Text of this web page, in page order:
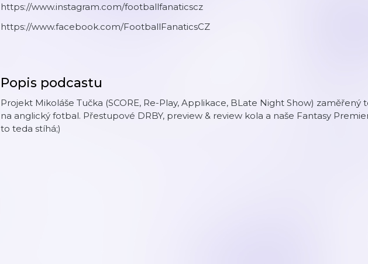
https://www.instagram.com/footballfanaticscz
https://www.facebook.com/FootballFanaticsCZ
Popis podcastu
Projekt Mikoláše Tučka (SCORE, Re-Play, Applikace, BLate Night Show) zaměřený
na anglický fotbal. Přestupové DRBY, preview & review kola a naše Fantasy
to teda stíhá;)